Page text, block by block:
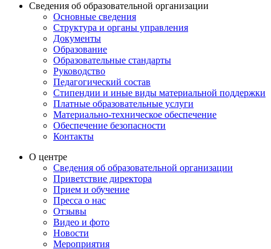
Сведения об образовательной организации
Основные сведения
Структура и органы управления
Документы
Образование
Образовательные стандарты
Руководство
Педагогический состав
Стипендии и иные виды материальной поддержки
Платные образовательные услуги
Материально-техническое обеспечение
Обеспечение безопасности
Контакты
О центре
Сведения об образовательной организации
Приветствие директора
Прием и обучение
Пресса о нас
Отзывы
Видео и фото
Новости
Мероприятия